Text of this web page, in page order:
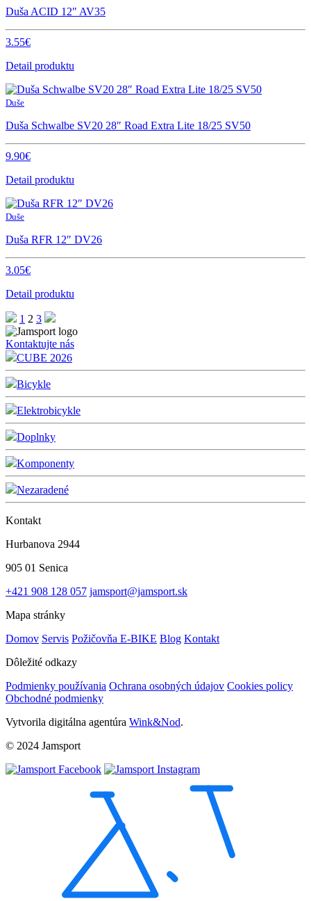
Duša ACID 12″ AV35
3.55€
Detail produktu
Duše
Duša Schwalbe SV20 28″ Road Extra Lite 18/25 SV50
9.90€
Detail produktu
Duše
Duša RFR 12″ DV26
3.05€
Detail produktu
1 2 3
Kontaktujte nás
CUBE 2026
Bicykle
Elektrobicykle
Doplnky
Komponenty
Nezaradené
Kontakt
Hurbanova 2944
905 01 Senica
+421 908 128 057 jamsport@jamsport.sk
Mapa stránky
Domov Servis Požičovňa E-BIKE Blog Kontakt
Dôležité odkazy
Podmienky používania Ochrana osobných údajov Cookies policy
Obchodné podmienky
Vytvorila digitálna agentúra Wink&Nod.
© 2024 Jamsport